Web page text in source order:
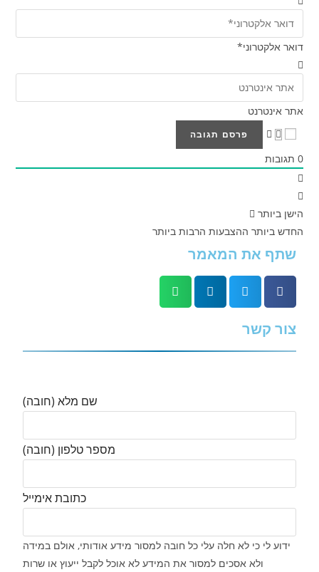
דואר אלקטרוני*
אתר אינטרנט
0 תגובות
הישן ביותר
החדש ביותר ההצבעות הרבות ביותר
שתף את המאמר
צור קשר
שם מלא (חובה)
מספר טלפון (חובה)
כתובת אימייל
ידוע לי כי לא חלה עלי כל חובה למסור מידע אודותי, אולם במידה
ולא אסכים למסור את המידע לא אוכל לקבל ייעוץ או שרות